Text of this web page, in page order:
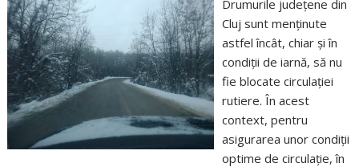
Drumurile județene din
Cluj sunt menținute
astfel încât, chiar și în
condiții de iarnă, să nu
fie blocate circulației
rutiere. În acest
context, pentru
asigurarea unor condiţii
optime de circulaţie, în